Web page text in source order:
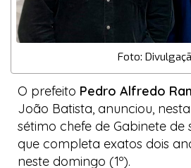
Foto:
O prefeito Pedro Alfredo
João Batista, anunciou,
sétimo chefe de Gabinete de
que completa exatos dois
neste domingo (1º).